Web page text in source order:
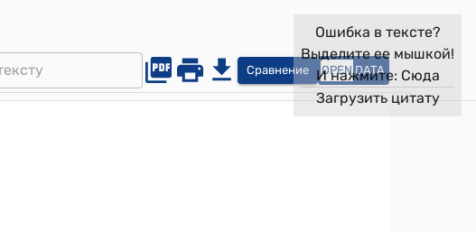
Сравнение OPEN DATA
Ошибка в тексте?
Выделите ее мышкой!
И нажмите: Сюда
Загрузить цитату